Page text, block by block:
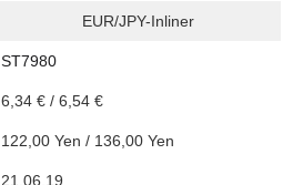
EUR/JPY-Inliner
ST7980
6,34 € / 6,54 €
122,00 Yen / 136,00 Yen
21.06.19